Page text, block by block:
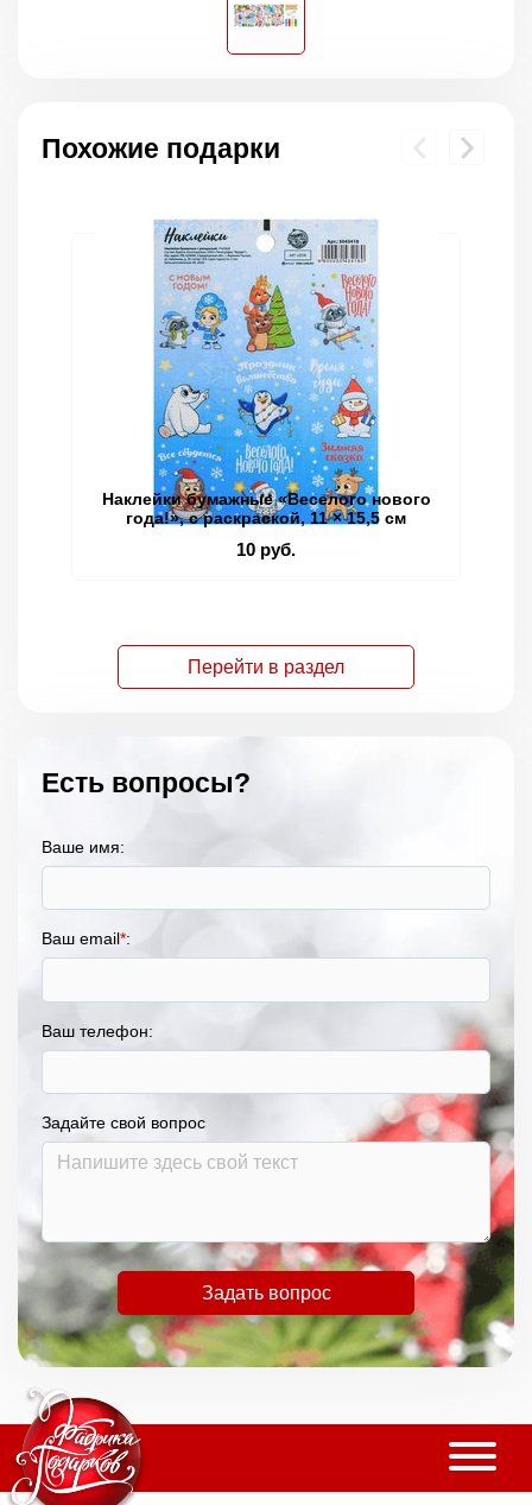
Похожие подарки
Наклейки бумажные «Веселого нового
года!», c раскраской, 11 × 15,5 см
10 руб.
Перейти в раздел
Есть вопросы?
Ваше имя:
Ваш email*:
Ваш телефон:
Задайте свой вопрос
Задать вопрос